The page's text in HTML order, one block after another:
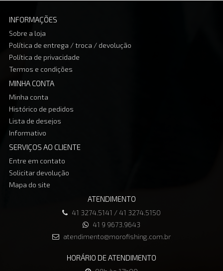
INFORMAÇÕES
Sobre a loja
Política de entrega / troca / devolução
Política de privacidade
Termos e condições
MINHA CONTA
Minha conta
Histórico de pedidos
Lista de desejos
Informativo
SERVIÇOS AO CLIENTE
Entre em contato
Solicitar devolução
Mapa do site
ATENDIMENTO
41 3274.5141 / 41 3274.5150
41 9 9673.9643
atendimento@morofishing.com.br
HORÁRIO DE ATENDIMENTO